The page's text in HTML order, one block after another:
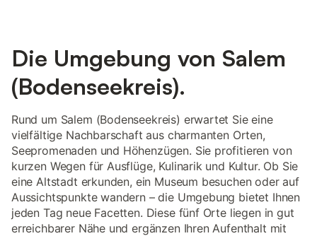
Die Umgebung von Salem
(Bodenseekreis).
Rund um Salem (Bodenseekreis) erwartet Sie eine
vielfältige Nachbarschaft aus charmanten Orten,
Seepromenaden und Höhenzügen. Sie profitieren von
kurzen Wegen für Ausflüge, Kulinarik und Kultur. Ob Sie
eine Altstadt erkunden, ein Museum besuchen oder auf
Aussichtspunkte wandern – die Umgebung bietet Ihnen
jeden Tag neue Facetten. Diese fünf Orte liegen in gut
erreichbarer Nähe und ergänzen Ihren Aufenthalt mit